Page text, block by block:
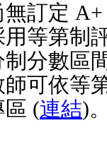
無訂定
等第制
制分數區
可依等
區 (連結)